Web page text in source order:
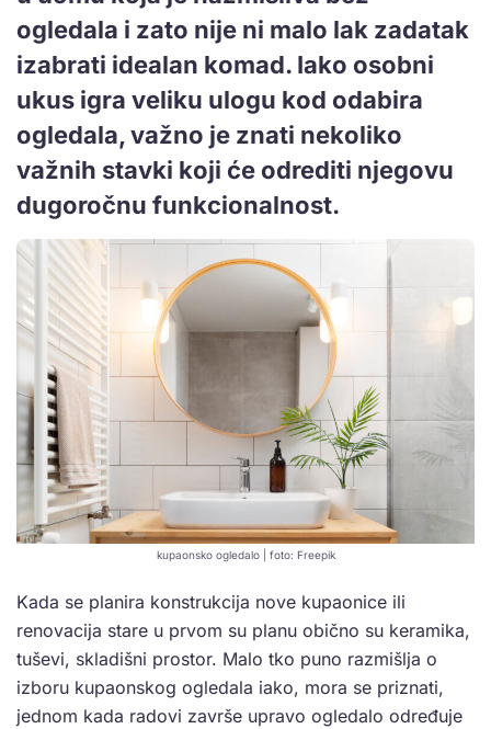
ogledala i zato nije ni malo lak zadatak
izabrati idealan komad. Iako osobni
ukus igra veliku ulogu kod odabira
ogledala, važno je znati nekoliko
važnih stavki koji će odrediti njegovu
dugoročnu funkcionalnost.
kupaonsko ogledalo | foto: Freepik
Kada se planira konstrukcija nove kupaonice ili
renovacija stare u prvom su planu obično su keramika,
tuševi, skladišni prostor. Malo tko puno razmišlja o
izboru kupaonskog ogledala iako, mora se priznati,
jednom kada radovi završe upravo ogledalo određuje